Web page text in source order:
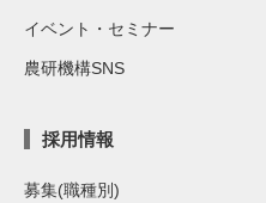
イベント・セミナー
農研機構SNS
採用情報
募集(職種別)